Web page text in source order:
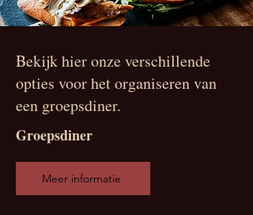
Bekijk hier onze verschillende
opties voor het organiseren van
een groepsdiner.
Groepsdiner
Meer informatie